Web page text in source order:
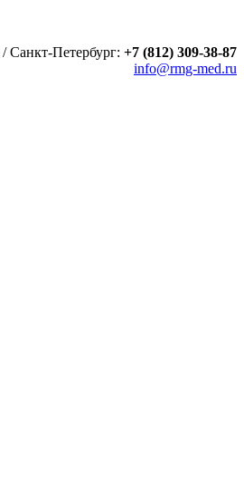
/ Санкт-Петербург: +7 (812) 309-38-87
info@rmg-med.ru